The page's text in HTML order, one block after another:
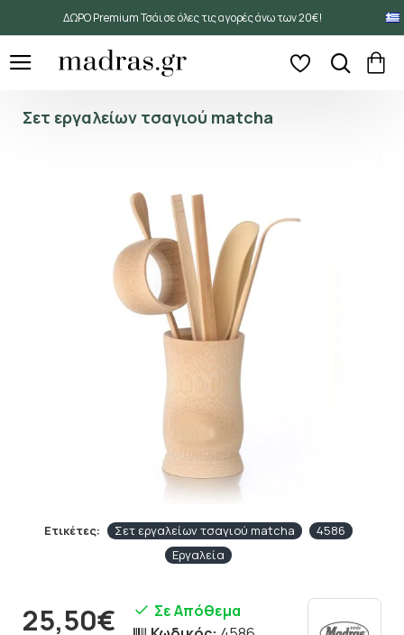
ΔΩΡΟ Premium Τσάι σε όλες τις αγορές άνω των 20€!
Σετ εργαλείων τσαγιού matcha
Ετικέτες: Σετ εργαλείων τσαγιού matcha
4586
Εργαλεία
25,50€
Σε Απόθεμα